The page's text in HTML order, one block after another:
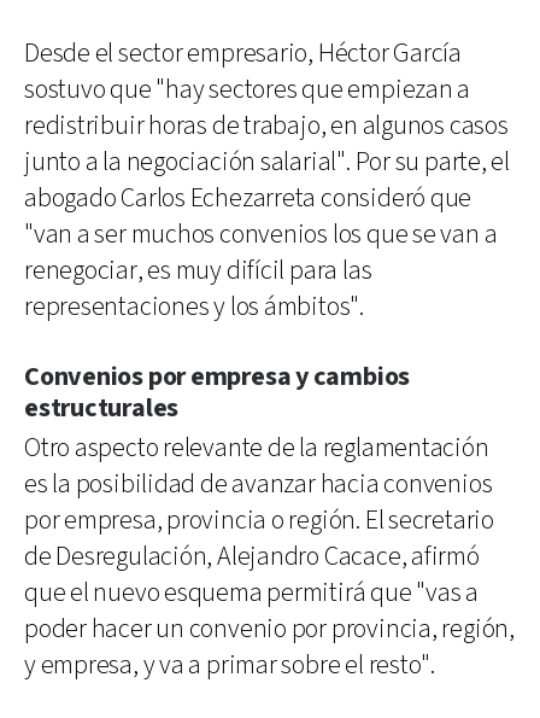
Desde el sector empresario, Héctor García
sostuvo que "hay sectores que empiezan a
redistribuir horas de trabajo, en algunos casos
junto a la negociación salarial". Por su parte, el
abogado Carlos Echezarreta consideró que
"van a ser muchos convenios los que se van a
renegociar, es muy difícil para las
representaciones y los ámbitos".
Convenios por empresa y cambios
estructurales
Otro aspecto relevante de la reglamentación
es la posibilidad de avanzar hacia convenios
por empresa, provincia o región. El secretario
de Desregulación, Alejandro Cacace, afirmó
que el nuevo esquema permitirá que "vas a
poder hacer un convenio por provincia, región,
y empresa, y va a primar sobre el resto".